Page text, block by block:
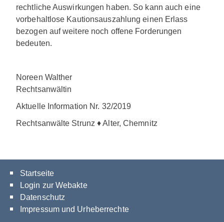
rechtliche Auswirkungen haben. So kann auch eine
vorbehaltlose Kautionsauszahlung einen Erlass
bezogen auf weitere noch offene Forderungen
bedeuten.
Noreen Walther
Rechtsanwältin
Aktuelle Information Nr. 32/2019
Rechtsanwälte Strunz ♦ Alter, Chemnitz
Startseite
Login zur Webakte
Datenschutz
Impressum und Urheberrechte